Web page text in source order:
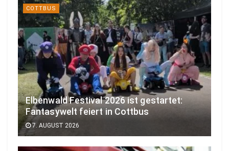
COTTBUS
Elbenwald Festival 2026 ist gestartet:
Fantasywelt feiert in Cottbus
7. AUGUST 2026